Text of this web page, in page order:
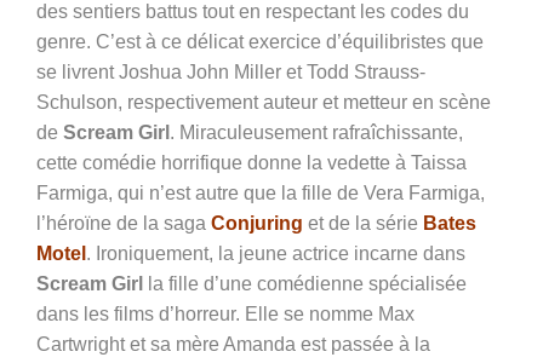
des sentiers battus tout en respectant les codes du
genre. C’est à ce délicat exercice d’équilibristes que
se livrent Joshua John Miller etTodd Strauss-
Schulson, respectivement auteur et metteur en scène
de Scream Girl . Miraculeusement rafraîchissante,
cette comédie horrifique donne la vedette à Taissa
Farmiga, qui n’est autre que la fille de Vera Farmiga,
l’héroïne de la saga Conjuring et de la série Bates
Motel . Ironiquement, la jeune actrice incarne dans
Scream Girl
la fille d’une comédienne spécialisée
dans les films d’horreur. Elle se nomme Max
Cartwright et sa mère Amanda est passée à la